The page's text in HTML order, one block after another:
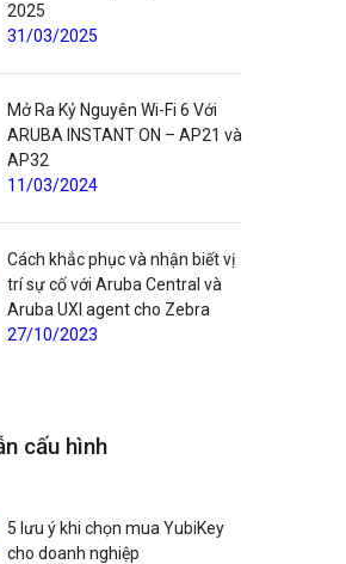
2025
31/03/2025
Mở Ra Kỷ Nguyên Wi-Fi 6 Với
ARUBA INSTANT ON – AP21 và
AP32
11/03/2024
Cách khắc phục và nhận biết vị
trí sự cố với Aruba Central và
Aruba UXI agent cho Zebra
27/10/2023
cấu hình
5 lưu ý khi chọn mua YubiKey
cho doanh nghiệp